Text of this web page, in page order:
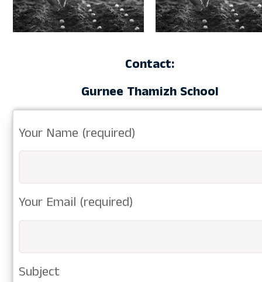
Contact:
Gurnee Thamizh School
Your Name (required)
Your Email (required)
Subject